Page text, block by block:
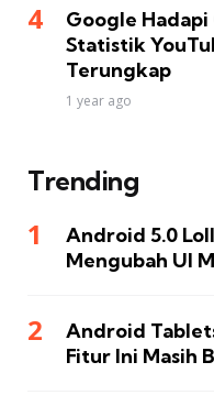
Google
Statistik
Terungkap
1 year ago
Trending
Android 5.0
Mengubah UI
Android
Fitur Ini Masih